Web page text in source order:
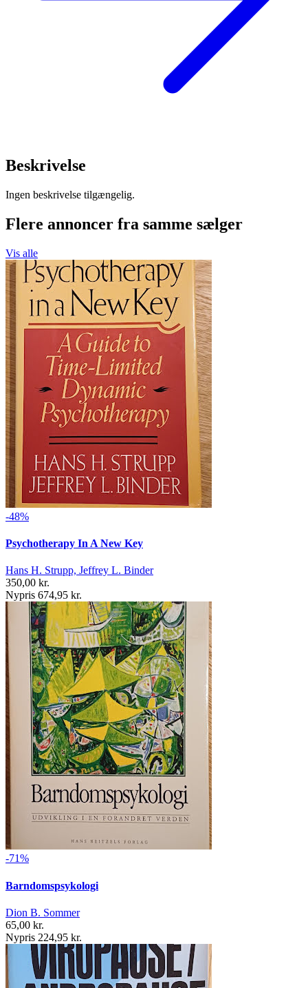
Beskrivelse
Ingen beskrivelse tilgængelig.
Flere annoncer fra samme sælger
Vis alle
-48%
Psychotherapy In A New Key
Hans H. Strupp, Jeffrey L. Binder
350,00 kr.
Nypris 674,95 kr.
-71%
Barndomspsykologi
Dion B. Sommer
65,00 kr.
Nypris 224,95 kr.